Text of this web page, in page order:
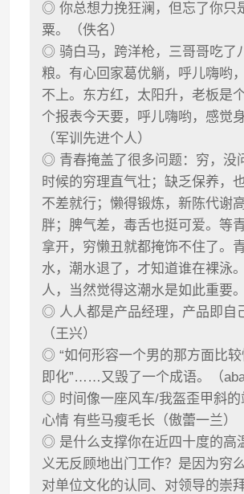
◎ 你总想力挽狂澜，但忘了你只
粟。（佚名）
◎ 骑白马，跨洋枪，三哥哥吃了
粮。有心回家葛优躺，呼儿嗨哟
不上。东方红，太阳升，老板是
个报表今天要，呼儿嗨哟，感觉
（军训先进个人）
◎ 青春掩盖了很多问题：穷，没
时候的穷理直气壮；缺乏保养，
不差就行；懒得锻炼，新陈代谢
胖；脾气差，毒舌也挺可爱。等
拿开，穷懒丑就都掩饰不住了。
水，潮水退了，才知道谁在裸泳
人，当然觉得这潮水是如此重要
◎ 人人都是产品经理，产品即自
（王兴）
◎ “如何形容一个男的那方面比较
即化”……又毁了一个成语。（
◎ 时间像一座风车/我盔歪甲斜的
心情 有些马瘦毛长（傲蕾一兰）
◎ 是什么支撑你在近四十度的高
义无反顾地出门工作？是因为穷
对单位文化的认同、对领导的崇